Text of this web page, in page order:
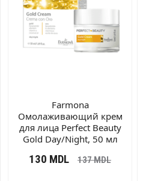
Farmona
Омолаживающий крем
для лица Perfect Beauty
Gold Day/Night, 50 мл
130 MDL 137MDL